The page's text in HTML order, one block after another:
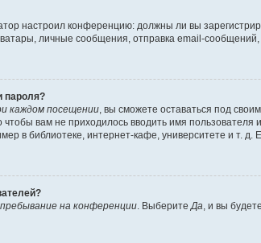
настроил конференцию: должны ли вы
личные сообщения, отправка email-сообщений,
пароля?
каждом посещении , вы сможете оставаться под
чтобы вам не приходилось вводить имя
в библиотеке, интернет-кафе, университете и т. д.
на конференции . Выберите Да , и вы